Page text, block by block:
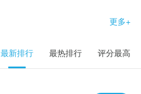
更多+
最新排行 最热排行 评分最高